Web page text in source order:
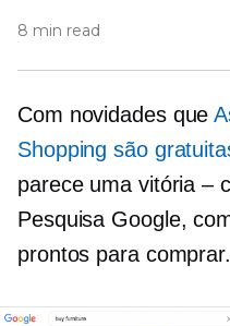
8 min read
Com novidades que
Shopping são
parece uma vitória –
Pesquisa Google,
prontos para